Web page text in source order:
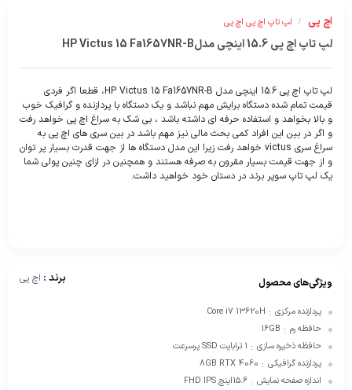
اچ پی / لپ تاپ اچ پی اچ پی
لپ تاپ اچ پی 15.6 اینچی مدلHP Victus 15 Fa1657NR-B
لپ تاپ اچ پی 15.6 اینچی مدل HP Victus 15 Fa1657NR-B، قطعا اگر فردی
قیمت تمام شده دستگاه برایش مهم نباشد و یک دستگاه با پردازنده و گرافیک خوب
و بالا بخواهد و استفاده حرفه ای داشته باشد ، بی شک به سراغ اچ پی خواهد رفت
و اگر در بین این افراد کمی بحث مالی نیز مهم باشد در بین سری های اچ پی به
سراغ سری victus خواهد رفت زیرا این مدل دستگاه ها از جهت قدرت بسیار پر توان
و از جهت قیمت بسیار مقرون به صرفه هستند و همچنین در ازای چنین پولی شما
یک لپ تاپ سوپر برند در دستان خود خواهید داشت.
برند : اچ پی ویژگی‌های محصول
پردازنده مرکزی :
Core i7 13620H
حافظه رم :
16GB
حافظه ذخیره سازی : 1 ترابایت SSD پرسرعت
پردازنده گرافیکی :
8GB RTX 4060
اندازه صفحه نمایش : 15.6اینچ FHD IPS